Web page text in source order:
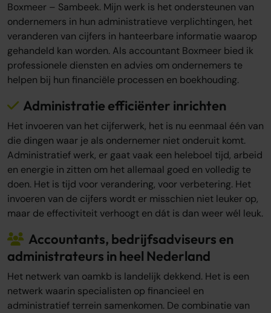
Boxmeer – Sambeek. Mijn werk is het ondersteunen van
ondernemers in hun administratieve verplichtingen, het
veranderen van cijfers in hanteerbare informatie waarop
gehandeld kan worden. Als accountant Boxmeer bied ik
professionele diensten en advies om ondernemers te
helpen bij hun financiële processen en boekhouding.
Administratie efficiënter inrichten
Het invoeren van het cijferwerk, het is nu eenmaal één van
die dingen waar je als ondernemer niet onderuit komt.
Administratief werk, er gaat vaak een heleboel tijd, arbeid
en energie in zitten om het allemaal goed en volledig te
doen. Het is tijd voor verandering, voor verbetering. Het
invoeren van de cijfers wordt er misschien niet leuker op,
maar de effectiviteit verhoogt en dát is dan weer wél leuk.
Accountants, bedrijfsadviseurs en
administrateurs in heel Nederland
Het netwerk van oamkb is landelijk dekkend. Het is een
netwerk waarin specialisten op financieel en
administratief terrein samenkomen. De combinatie van